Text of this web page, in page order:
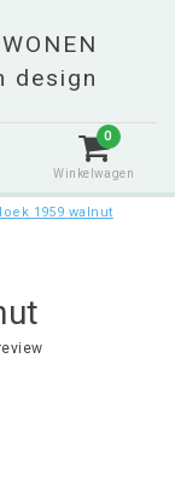
0
Winkelwagen
1959 walnut